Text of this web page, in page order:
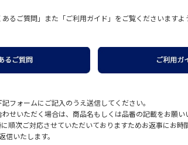
るご質問」また「ご利用ガイド」をご覧くださいますよ
フォームにご記入のうえ送信してください。
せいただく場合は、商品名もしくは品番の記載をお願い
順次ご対応させていただいておりますためお返事にお時
いたします。